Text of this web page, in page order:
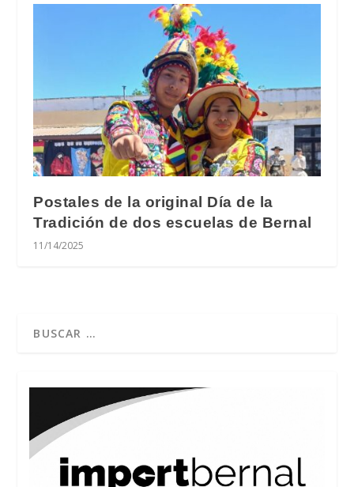
Postales de la original Día de la
Tradición de dos escuelas de Bernal
11/14/2025